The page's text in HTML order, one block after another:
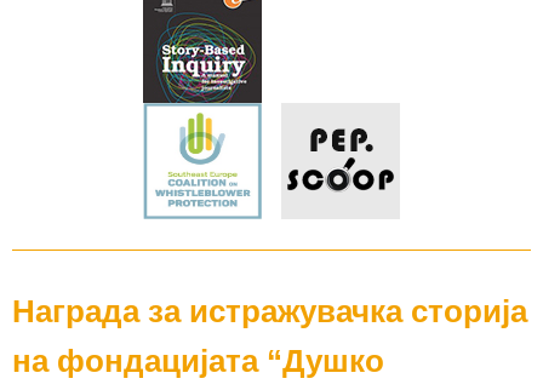
Награда за истражувачка сторија
на фондацијата “Душко